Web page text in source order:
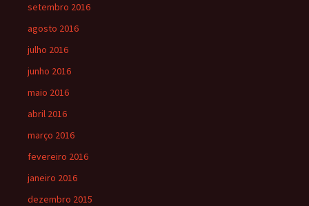
setembro 2016
agosto 2016
julho 2016
junho 2016
maio 2016
abril 2016
março 2016
fevereiro 2016
janeiro 2016
dezembro 2015